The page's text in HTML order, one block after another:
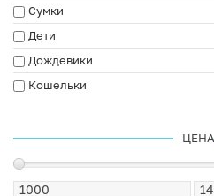
Сумки
Дети
Дождевики
Кошельки
ЦЕНА